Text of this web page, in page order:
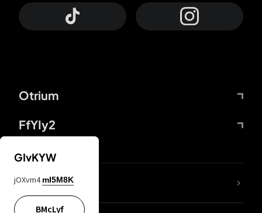
Otrium
FfYIy2
DDcvSo
GIvKYW
jOXvm4 mI5M8K
BMcLyf